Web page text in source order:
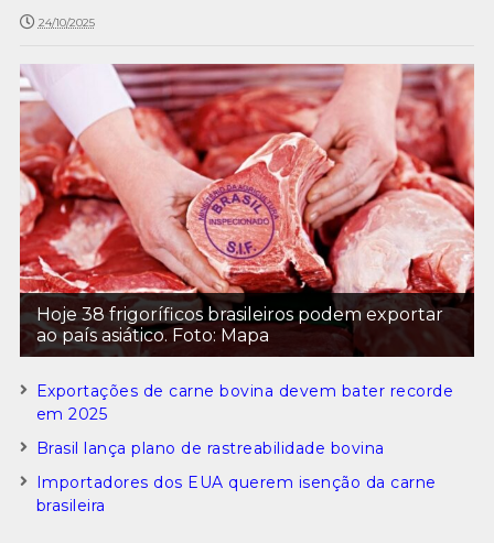
24/10/2025
Hoje 38 frigoríficos brasileiros podem exportar
ao país asiático. Foto: Mapa
Exportações de carne bovina devem bater recorde
em 2025
Brasil lança plano de rastreabilidade bovina
Importadores dos EUA querem isenção da carne
brasileira